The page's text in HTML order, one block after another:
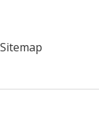
Sitemap